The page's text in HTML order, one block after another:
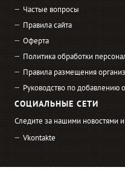
Частые вопросы
Правила сайта
Оферта
Политика обработки
Правила размещения
Руководство по добавлению
СОЦИАЛЬНЫЕ СЕТИ
Следите за нашими новостями
Vkontakte